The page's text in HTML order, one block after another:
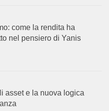
come la rendita ha
nel pensiero di Yanis
asset e la nuova logica